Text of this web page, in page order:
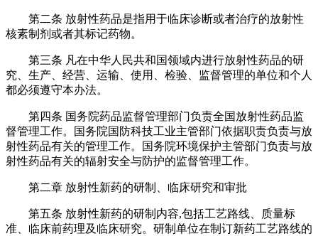
第二条 放射性药品是指用于临床诊断或者治疗的放射性
核素制剂或者其标记药物。
第三条 凡在中华人民共和国领域内进行放射性药品的研
究、生产、经营、运输、使用、检验、监督管理的单位和个人
都必须遵守本办法。
第四条 国务院药品监督管理部门负责全国放射性药品监
督管理工作。国务院国防科技工业主管部门依据职责负责与放
射性药品有关的管理工作。国务院环境保护主管部门负责与放
射性药品有关的辐射安全与防护的监督管理工作。
第二章 放射性新药的研制、临床研究和审批
第五条 放射性新药的研制内容,包括工艺路线、质量标
准、临床前药理及临床研究。研制单位在制订新药工艺路线的